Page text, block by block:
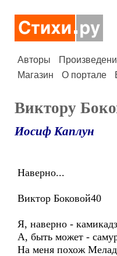
Авторы
Магазин
О портале
Виктору
Иосиф Каплун
Наверно...
Виктор Боковой40
Я, наверно -
А, быть может -
На меня похож